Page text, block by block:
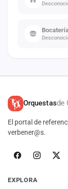
Orquestasde
El portal de
verbener@s.
EXPLORA